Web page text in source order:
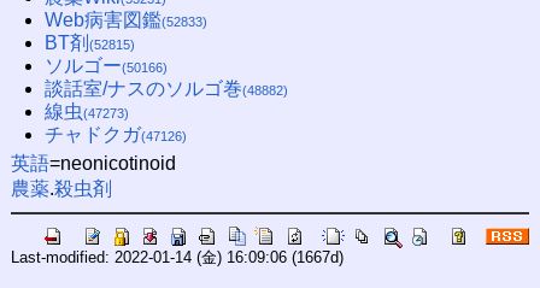
Web病害図鑑(52833)
BT剤 (52815)
ソルゴー(50166)
談話室/ナスのソルゴ巻(48882)
線虫(47273)
チャドクガ(47126)
英語=neonicotinoid
農薬.殺虫剤
Last-modified: 2022-01-14 (金) 16:09:06(1667d)